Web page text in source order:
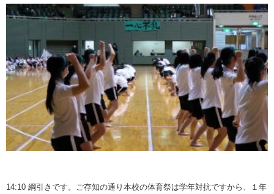
14:10 綱引きです。ご存知の通り本校の体育祭は学年対抗ですから、１年